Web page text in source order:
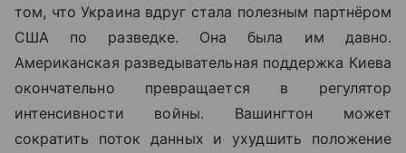
том, что Украина вдруг стала полезным партнёром
США по разведке. Она была им давно.
Американская разведывательная поддержка Киева
окончательно превращается в регулятор
интенсивности войны. Вашингтон может
сократить поток данных и ухудшить положение